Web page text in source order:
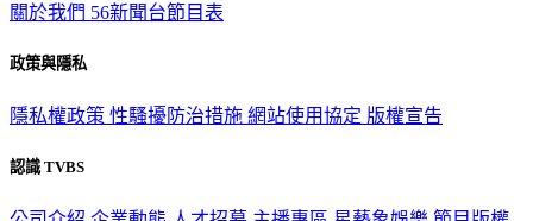
關於我們 56新聞台節目表
政策與隱私
隱私權政策 性騷擾防治措施 網站使用協定 版權宣告
認識 TVBS